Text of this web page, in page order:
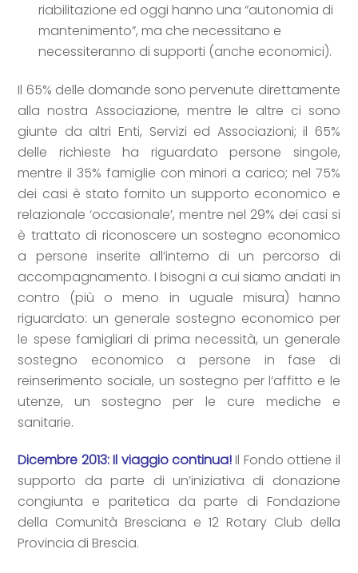
riabilitazione ed oggi hanno una “autonomia di
mantenimento”, ma che necessitano e
necessiteranno di supporti (anche economici).
Il 65% delle domande sono pervenute direttamente
alla nostra Associazione, mentre le altre ci sono
giunte da altri Enti, Servizi ed Associazioni; il 65%
delle richieste ha riguardato persone singole,
mentre il 35% famiglie con minori a carico; nel 75%
dei casi è stato fornito un supporto economico e
relazionale ‘occasionale’, mentre nel 29% dei casi si
è trattato di riconoscere un sostegno economico
a persone inserite all’interno di un percorso di
accompagnamento. I bisogni a cui siamo andati in
contro (più o meno in uguale misura) hanno
riguardato: un generale sostegno economico per
le spese famigliari di prima necessità, un generale
sostegno economico a persone in fase di
reinserimento sociale, un sostegno per l’affitto e le
utenze, un sostegno per le cure mediche e
sanitarie.
Dicembre 2013: Il viaggio continua!Il Fondo ottiene il
supporto da parte di un’iniziativa di donazione
congiunta e paritetica da parte di Fondazione
della Comunità Bresciana e 12 Rotary Club della
Provincia di Brescia.